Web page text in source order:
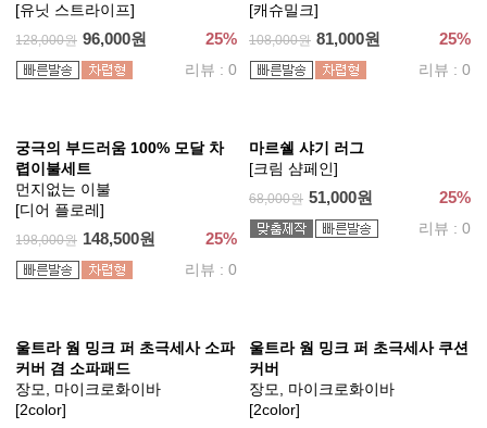
[유닛 스트라이프]
128,000원 96,000원 25%
리뷰 : 0
[캐슈밀크]
108,000원 81,000원 25%
리뷰 : 0
궁극의 부드러움 100% 모달 차
렵이불세트
먼지없는 이불
[디어 플로레]
198,000원 148,500원 25%
리뷰 : 0
마르쉘 샤기 러그
[크림 샴페인]
68,000원 51,000원 25%
리뷰 : 0
울트라 웜 밍크 퍼 초극세사 소파
커버 겸 소파패드
장모, 마이크로화이바
[2color]
울트라 웜 밍크 퍼 초극세사 쿠션
커버
장모, 마이크로화이바
[2color]